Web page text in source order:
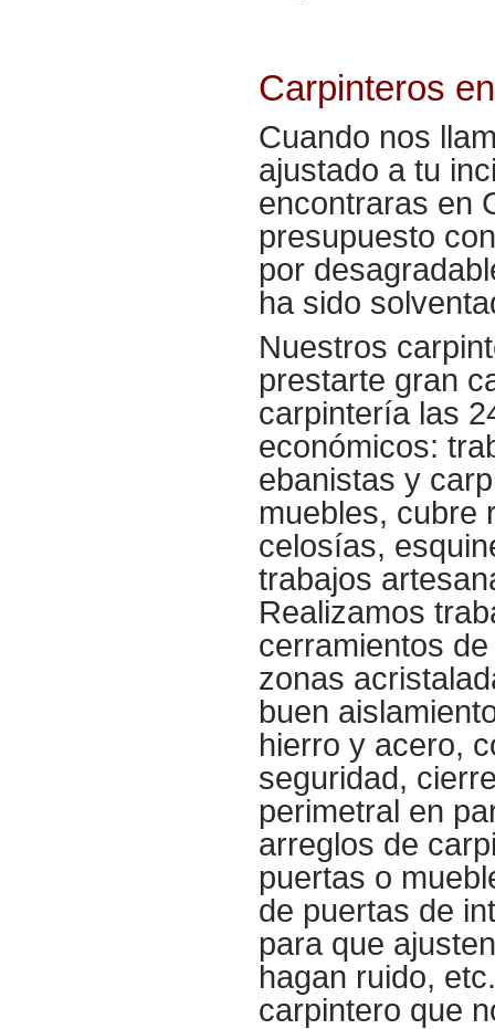
Carpinteros
Cuando nos
ajustado a tu
encontraras en
presupuesto
por
ha sido
Nuestros
prestarte gran
carpintería las
económicos:
ebanistas y
muebles, cubre
celosías,
trabajos
Realizamos
cerramientos
zonas
buen
hierro y acero,
seguridad,
perimetral en
arreglos de
puertas o
de puertas de
para que
hagan ruido,
carpintero que